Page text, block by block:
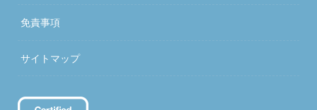
免責事項
サイトマップ